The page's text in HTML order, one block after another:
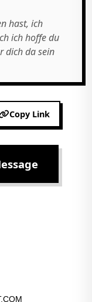
hast, ich
ich hoffe du
dich da sein
Copy Link